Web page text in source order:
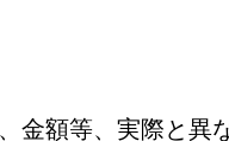
金額等、実際と異